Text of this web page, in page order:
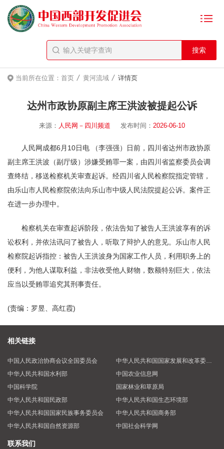
当前所在位置： 首页 / 黄河流域 / 详情页
达州市政协原副主席王洪波被提起公诉
来源： 人民网－四川频道 发布时间： 2026-06-10
人民网成都6月10日电 （李强强）日前，四川省达州市政协原
副主席王洪波（副厅级）涉嫌受贿罪一案，由四川省监察委员会调
查终结，移送检察机关审查起诉。经四川省人民检察院指定管辖，
由乐山市人民检察院依法向乐山市中级人民法院提起公诉。案件正
在进一步办理中。
检察机关在审查起诉阶段，依法告知了被告人王洪波享有的诉
讼权利，并依法讯问了被告人，听取了辩护人的意见。乐山市人民
检察院起诉指控：被告人王洪波身为国家工作人员，利用职务上的
便利，为他人谋取利益，非法收受他人财物，数额特别巨大，依法
应当以受贿罪追究其刑事责任。
(责编：罗昱、高红霞)
相关链接
中国人民政治协商会议全国委员会
中华人民共和国国家发展和改革委员会
中华人民共和国水利部
中国农业信息网
中国科学院
国家林业和草原局
中华人民共和国民政部
中华人民共和国生态环境部
中华人民共和国国家民族事务委员会
中华人民共和国商务部
中华人民共和国自然资源部
中国社会科学网
联系我们